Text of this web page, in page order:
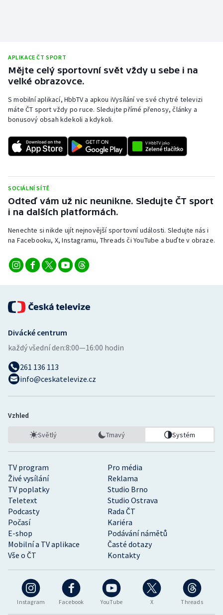
APLIKACE ČT SPORT
Mějte celý sportovní svět vždy u sebe i na
velké obrazovce.
S mobilní aplikací, HbbTV a apkou iVysílání ve své chytré televizi
máte ČT sport vždy po ruce. Sledujte přímé přenosy, články a
bonusový obsah kdekoli a kdykoli.
SOCIÁLNÍ SÍTĚ
Odteď vám už nic neunikne. Sledujte ČT sport
i na dalších platformách.
Nenechte si nikde ujít nejnovější sportovní události. Sledujte nás i
na Facebooku, X, Instagramu, Threads či YouTube a buďte v obraze.
Instagram Facebook YouTube X Threads
TV program
Pro média
Živé vysílání
Reklama
TV poplatky
Studio Brno
Teletext
Studio Ostrava
Podcasty
Rada ČT
Počasí
Kariéra
E-shop
Podávání námětů
Mobilní a TV aplikace
Časté dotazy
Vše o ČT
Kontakty
Divácké centrum
každý všední den:8:00—16:00 hodin
261 136 113
info@ceskatelevize.cz
Vzhled
Světlý Tmavý Systém